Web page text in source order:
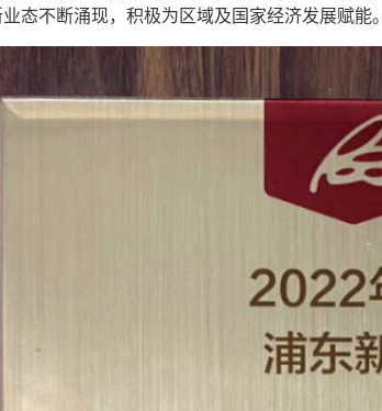
态不断涌现，积极为区域及国家经济发展赋能。